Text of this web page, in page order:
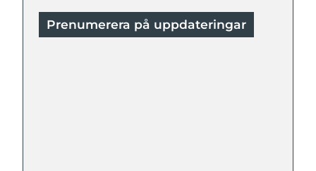
Prenumerera på uppdateringar